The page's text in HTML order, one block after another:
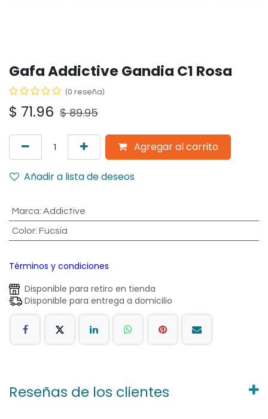
Gafa Addictive Gandia C1 Rosa
(0 reseña)
$ 71.96 $89.95
Agregar al carrito
Añadir a lista de deseos
Marca: Addictive
Color: Fucsia
Términos y condiciones
Disponible para retiro en tienda
Disponible para entrega a domicilio
Reseñas de los clientes